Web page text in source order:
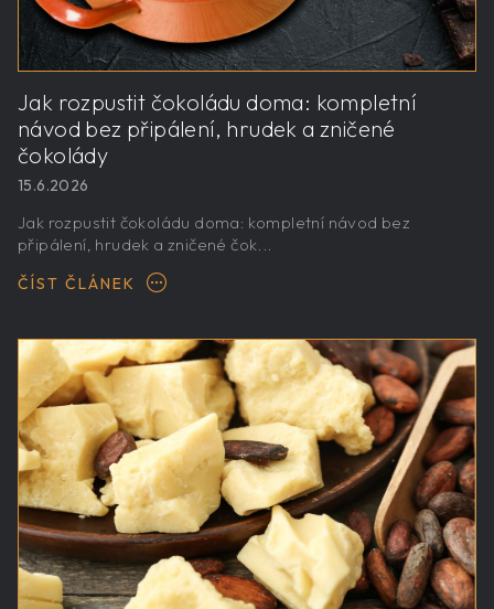
Jak rozpustit čokoládu doma: kompletní
návod bez připálení, hrudek a zničené
čokolády
15.6.2026
Jak rozpustit čokoládu doma: kompletní návod bez
připálení, hrudek a zničené čok...
ČÍST ČLÁNEK